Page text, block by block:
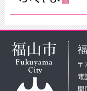
〒
電
開